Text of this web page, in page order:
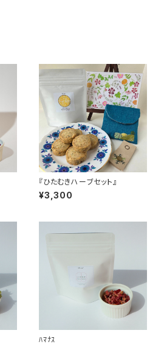
『ひたむきハーブセット』
¥3,300
ﾊﾏﾅｽ